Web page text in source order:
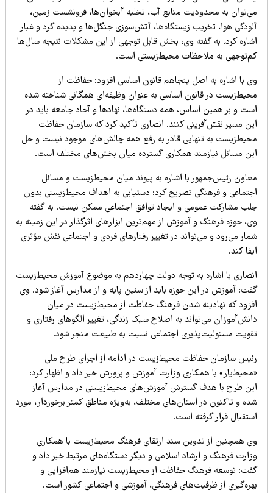
به محدودیت منابع آب، تخلیه آبخوان‌ها، فرونشست زمین،
هوا، تخریب زیستگاه‌ها، آتش‌سوزی جنگل‌ها و پدیده گرد و غبار
کرد. به گفته وی، بخش قابل توجهی از این مشکلات نتیجه سال‌ها
به ملاحظات محیط‌زیستی است.
با اشاره به اصل پنجاهم قانون اساسی افزود: حفاظت از
در قانون اساسی به عنوان وظیفه‌ای همگانی شناخته شده
و بر همین اساس، همه دستگاه‌ها، نهادها و آحاد جامعه باید در
مسیر نقش‌آفرینی کنند. انصاری تأکید کرد که سازمان حفاظت
به تنهایی قادر به رفع همه چالش‌های موجود نیست و حل
مسائل نیازمند همکاری گسترده میان بخش‌های مختلف است.
رئیس‌جمهور با اشاره به پیوند میان محیط‌زیست و مسائل
و فرهنگی تصریح کرد: دستیابی به اهداف محیط‌زیستی بدون
مشارکت عمومی و ایجاد توافق اجتماعی ممکن نیست. به گفته
حوزه فرهنگ و آموزش از مهم‌ترین ابزارهای اثرگذار در این زمینه به
می‌رود و می‌تواند در تغییر رفتارهای فردی و اجتماعی نقش مؤثری
کند.
با اشاره به توجه دولت چهاردهم به موضوع آموزش محیط‌زیست
آموزش در این حوزه باید از سنین پایه و از مدارس آغاز شود. وی
که نهادینه شدن فرهنگ حفاظت از محیط‌زیست در میان
می‌تواند به اصلاح سبک زندگی، تغییر الگوهای رفتاری و
مسئولیت‌پذیری اجتماعی نسبت به طبیعت منجر شود.
سازمان حفاظت محیط‌زیست در ادامه از اجرای طرح ملی
با همکاری وزارت آموزش و پرورش خبر داد و اظهار کرد:
طرح با هدف گسترش آموزش‌های محیط‌زیستی در مدارس آغاز
و تاکنون در استان‌های مختلف، به‌ویژه مناطق کمتر برخوردار، مورد
قرار گرفته است.
همچنین از تدوین سند ارتقای فرهنگ محیط‌زیست با همکاری
فرهنگ و ارشاد اسلامی و دیگر دستگاه‌های مرتبط خبر داد و
توسعه فرهنگ حفاظت از محیط‌زیست نیازمند هم‌افزایی و
از ظرفیت‌های فرهنگی، آموزشی و اجتماعی کشور است.